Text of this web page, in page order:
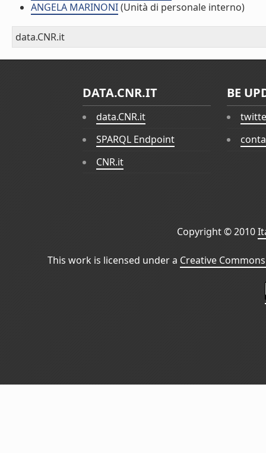
ANGELA MARINONI(Unità di personale interno)
data.CNR.it
DATA.CNR.IT
data.CNR.it
SPARQL Endpoint
CNR.it
BE
Copyright © 2010
This work is licensed under a Creative